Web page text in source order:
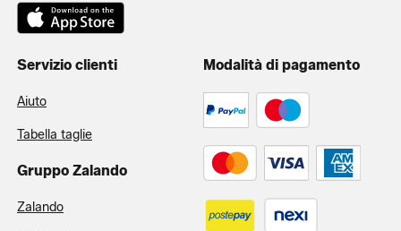
Servizio clienti
Aiuto
Tabella taglie
Gruppo Zalando
Zalando
Modalità di pagamento